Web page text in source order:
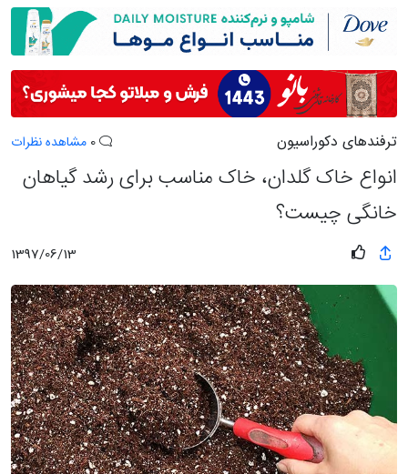
ترفندهای دکوراسیون مشاهده نظرات
انواع خاک گلدان، خاک مناسب برای رشد گیاهان
خانگی چیست؟
1397/06/13